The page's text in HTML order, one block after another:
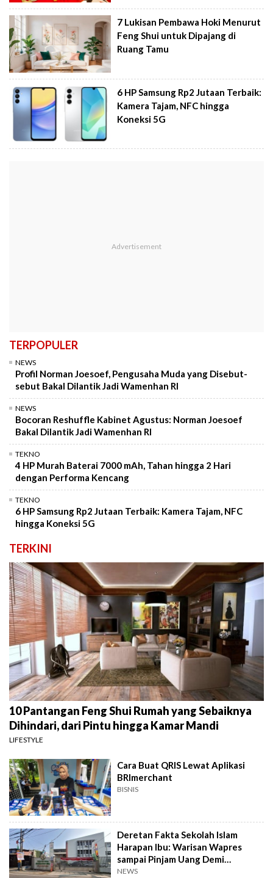
7 Lukisan Pembawa Hoki Menurut
Feng Shui untuk Dipajang di
Ruang Tamu
6 HP Samsung Rp2 Jutaan Terbaik:
Kamera Tajam, NFC hingga
Koneksi 5G
TERPOPULER
NEWS
Profil Norman Joesoef, Pengusaha Muda yang Disebut-
sebut Bakal Dilantik Jadi Wamenhan RI
NEWS
Bocoran Reshuffle Kabinet Agustus: Norman Joesoef
Bakal Dilantik Jadi Wamenhan RI
TEKNO
4 HP Murah Baterai 7000 mAh, Tahan hingga 2 Hari
dengan Performa Kencang
TEKNO
6 HP Samsung Rp2 Jutaan Terbaik: Kamera Tajam, NFC
hingga Koneksi 5G
TERKINI
10 Pantangan Feng Shui Rumah yang Sebaiknya
Dihindari, dari Pintu hingga Kamar Mandi
LIFESTYLE
Cara Buat QRIS Lewat Aplikasi
BRImerchant
BISNIS
Deretan Fakta Sekolah Islam
Harapan Ibu: Warisan Wapres
sampai Pinjam Uang Demi
Lapangan Padel
NEWS